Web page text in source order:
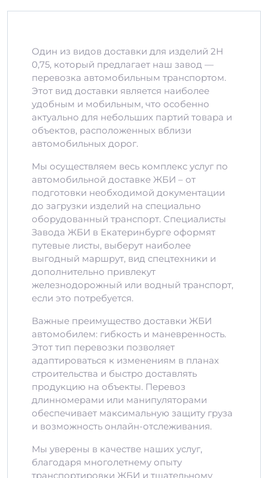
Один из видов доставки для изделий 2Н
0,75, который предлагает наш завод —
перевозка автомобильным транспортом.
Этот вид доставки является наиболее
удобным и мобильным, что особенно
актуально для небольших партий товара и
объектов, расположенных вблизи
автомобильных дорог.
Мы осуществляем весь комплекс услуг по
автомобильной доставке ЖБИ – от
подготовки необходимой документации
до загрузки изделий на специально
оборудованный транспорт. Специалисты
Завода ЖБИ в Екатеринбурге оформят
путевые листы, выберут наиболее
выгодный маршрут, вид спецтехники и
дополнительно привлекут
железнодорожный или водный транспорт,
если это потребуется.
Важные преимущество доставки ЖБИ
автомобилем: гибкость и маневренность.
Этот тип перевозки позволяет
адаптироваться к изменениям в планах
строительства и быстро доставлять
продукцию на объекты. Перевоз
длинномерами или манипуляторами
обеспечивает максимальную защиту груза
и возможность онлайн-отслеживания.
Мы уверены в качестве наших услуг,
благодаря многолетнему опыту
транспортировки ЖБИ и тщательному